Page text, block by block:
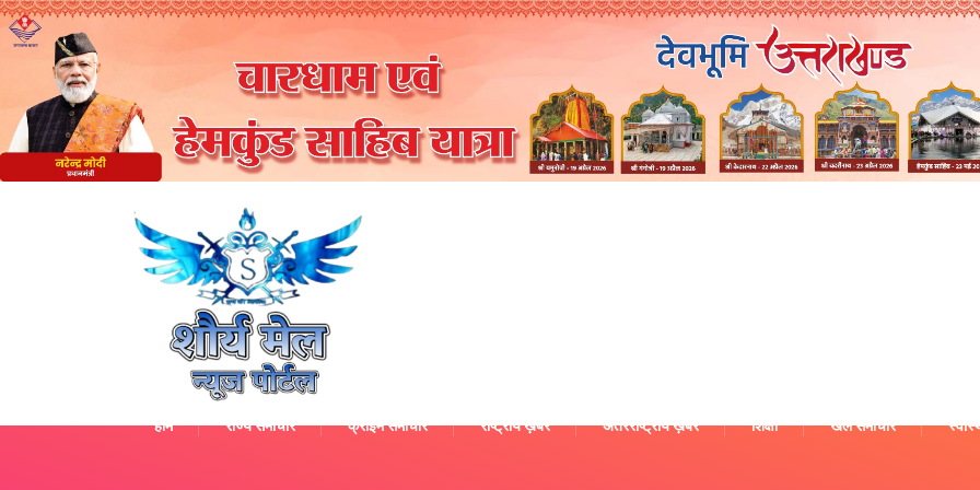
होम राज्य समाचार क्राइम समाचार राष्ट्रीय ख़बरें अंतरराष्ट्रीय ख़बरें शिक्षा खेल समाचार